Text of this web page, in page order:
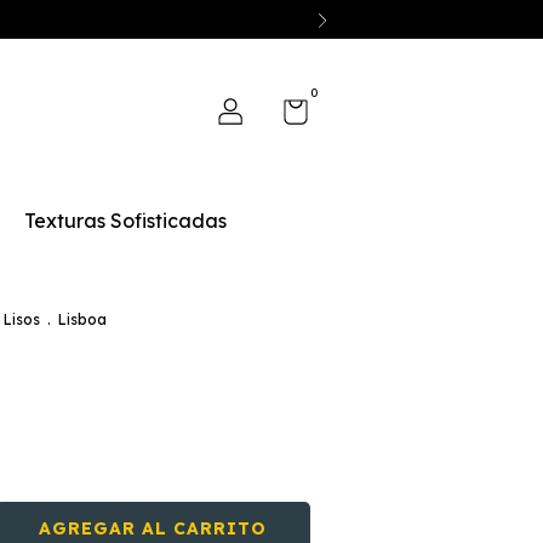
0
Texturas Sofisticadas
Lisos . Lisboa